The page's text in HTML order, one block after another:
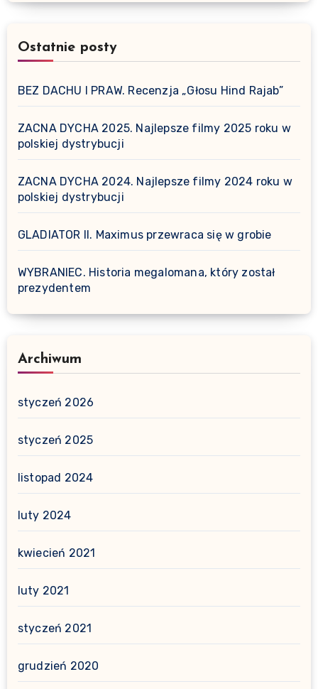
Ostatnie posty
BEZ DACHU I PRAW. Recenzja „Głosu Hind Rajab”
ZACNA DYCHA 2025. Najlepsze filmy 2025 roku w
polskiej dystrybucji
ZACNA DYCHA 2024. Najlepsze filmy 2024 roku w
polskiej dystrybucji
GLADIATOR II. Maximus przewraca się w grobie
WYBRANIEC. Historia megalomana, który został
prezydentem
Archiwum
styczeń 2026
styczeń 2025
listopad 2024
luty 2024
kwiecień 2021
luty 2021
styczeń 2021
grudzień 2020